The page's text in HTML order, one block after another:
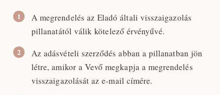
A megrendelés az Eladó általi visszaigazolás
pillanatától válik kötelező érvényűvé.
Az adásvételi szerződés abban a pillanatban jön
létre, amikor a Vevő megkapja a megrendelés
visszaigazolását az e-mail címére.